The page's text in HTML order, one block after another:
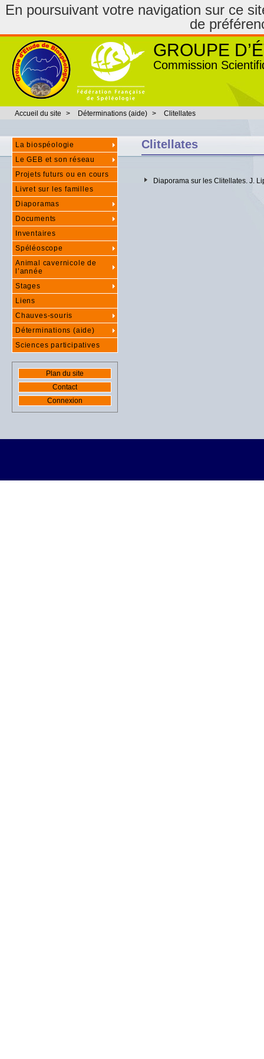
En poursuivant votre navigation sur ce
de
GROUPE
Commission
Accueil du site > Déterminations (aide) > Clitellates
Clitellates
Diaporama sur les Clitellates. J.
La biospéologie
Le GEB et son réseau
Projets futurs ou en cours
Livret sur les familles
Diaporamas
Documents
Inventaires
Spéléoscope
Animal cavernicole de
l’année
Stages
Liens
Chauves-souris
Déterminations (aide)
Sciences participatives
Plan du site
Contact
Connexion